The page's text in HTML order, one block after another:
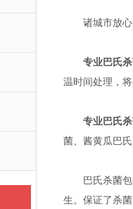
诸城市放心
专业巴氏
温时间处理，
专业巴氏
菌、酱黄瓜巴
巴氏杀菌包括
生。保证了杀